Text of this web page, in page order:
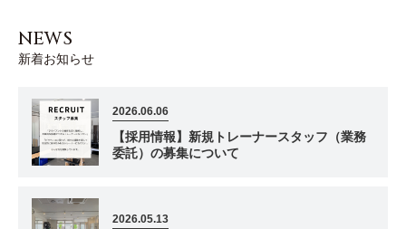
NEWS
新着お知らせ
2026.06.06
【採用情報】新規トレーナースタッフ（業務
委託）の募集について
2026.05.13